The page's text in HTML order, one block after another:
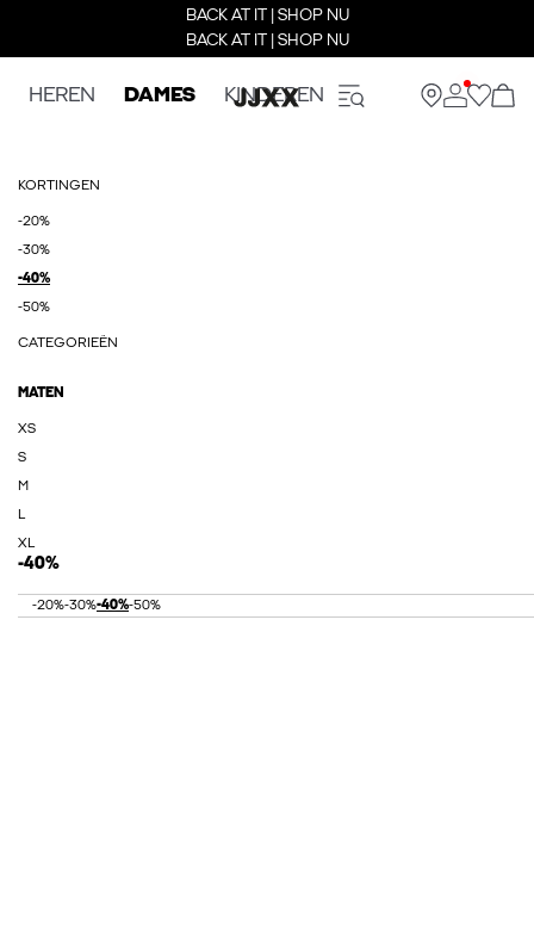
BACK AT IT | SHOP NU
BACK AT IT | SHOP NU
HEREN DAMES KINDEREN
KORTINGEN
-20%
-30%
-40%
-50%
CATEGORIEËN
MATEN
XS
S
M
L
XL
-40%
-20%-30%-40%-50%